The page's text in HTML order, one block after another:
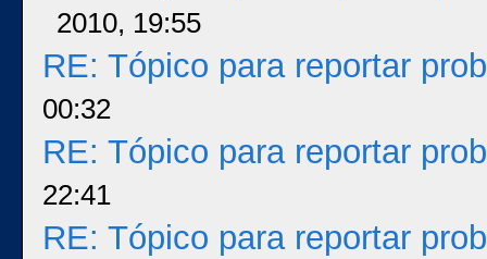
2010, 19:55
RE: Tópico para reportar
00:32
RE: Tópico para reportar
22:41
RE: Tópico para reportar